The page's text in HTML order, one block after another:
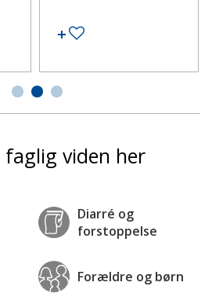
Tilføj til ønskeseddel
faglig viden her
Diarré og
forstoppelse
Forældre og børn